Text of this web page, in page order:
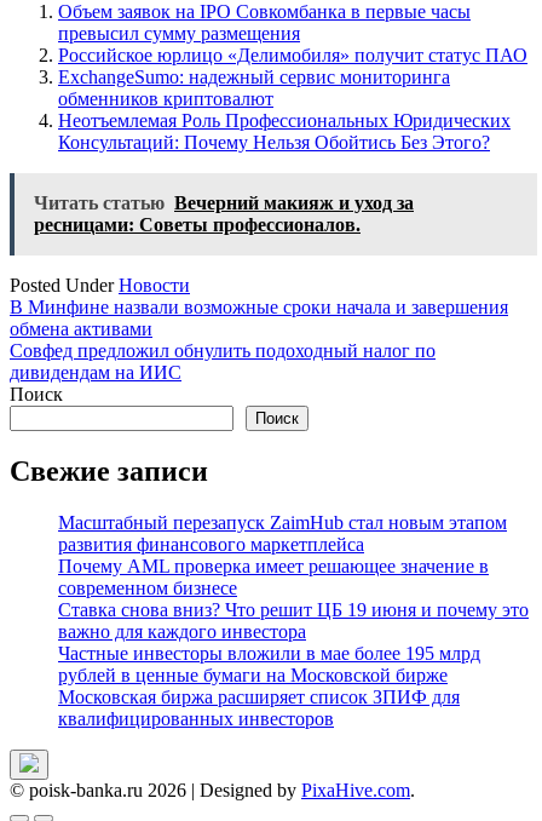
Объем заявок на IPO Совкомбанка в первые часы
превысил сумму размещения
Российское юрлицо «Делимобиля» получит статус ПАО
ExchangeSumo: надежный сервис мониторинга
обменников криптовалют
Неотъемлемая Роль Профессиональных Юридических
Консультаций: Почему Нельзя Обойтись Без Этого?
Читать статью Вечерний макияж и уход за
ресницами: Советы профессионалов.
Posted UnderНовости
Навигация
по
записям
В Минфине назвали возможные сроки начала и завершения
обмена активами
Совфед предложил обнулить подоходный налог по
дивидендам на ИИС
Поиск
Поиск
Свежие записи
Масштабный перезапуск ZaimHub стал новым этапом
развития финансового маркетплейса
Почему AML проверка имеет решающее значение в
современном бизнесе
Ставка снова вниз? Что решит ЦБ 19 июня и почему это
важно для каждого инвестора
Частные инвесторы вложили в мае более 195 млрд
рублей в ценные бумаги на Московской бирже
Московская биржа расширяет список ЗПИФ для
квалифицированных инвесторов
© poisk-banka.ru 2026 | Designed by PixaHive.com.